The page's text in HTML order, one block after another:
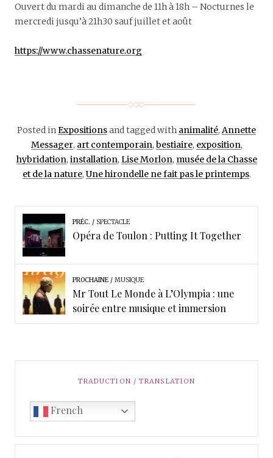
Ouvert du mardi au dimanche de 11h à 18h – Nocturnes le
mercredi jusqu’à 21h30 sauf juillet et août
https://www.chassenature.org
Posted inExpositionsand tagged with animalité, Annette
Messager, art contemporain, bestiaire, exposition,
hybridation, installation, Lise Morlon, musée de la Chasse
et de la nature, Une hirondelle ne fait pas le printemps.
PRÉC. SPECTACLE
Opéra de Toulon : Putting It Together
PROCHAINE MUSIQUE
Mr Tout Le Monde à L’Olympia : une
soirée entre musique et immersion
TRADUCTION / TRANSLATION
French